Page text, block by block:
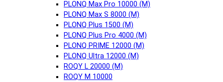
PLONQ Max Pro 10000 (М)
PLONQ Max S 8000 (М)
PLONQ Plus 1500 (М)
PLONQ Plus Pro 4000 (М)
PLONQ PRIME 12000 (М)
PLONQ Ultra 12000 (М)
ROQY L 20000 (М)
ROQY M 10000